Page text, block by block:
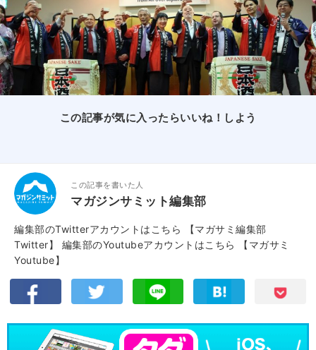
この記事が気に入ったらいいね！しよう
この記事を書いた人
マガジンサミット編集部
編集部のTwitterアカウントはこちら
【マガサミ編集部
Twitter】
編集部のYoutubeアカウントはこちら
【マガサミ
Youtube】